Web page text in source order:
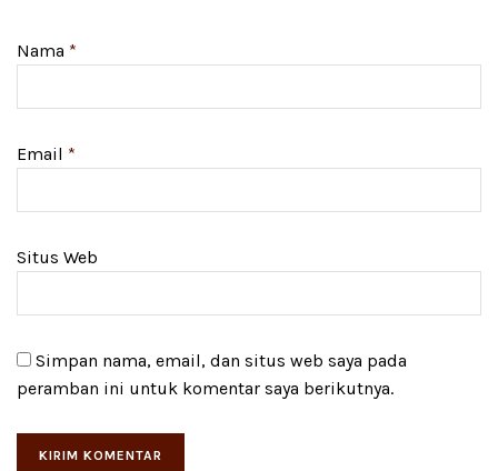
Nama *
Email *
Situs Web
Simpan nama, email, dan situs web saya pada
peramban ini untuk komentar saya berikutnya.